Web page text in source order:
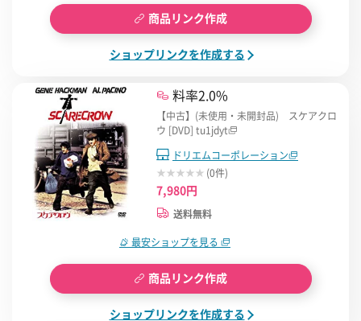
商品リンク作成
ショップリンクを作成する
料率2.0%
【中古】(未使用・未開封品) スケアクロ
ウ [DVD] tu1jdyt
ドリエムコーポレーション
(0件)
7,980円
送料無料
最安ショップを見る
商品リンク作成
ショップリンクを作成する